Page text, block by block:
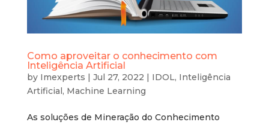
Como aproveitar o conhecimento com
Inteligência Artificial
by Imexperts | Jul 27, 2022 | IDOL, Inteligência
Artificial, Machine Learning
As soluções de Mineração do Conhecimento